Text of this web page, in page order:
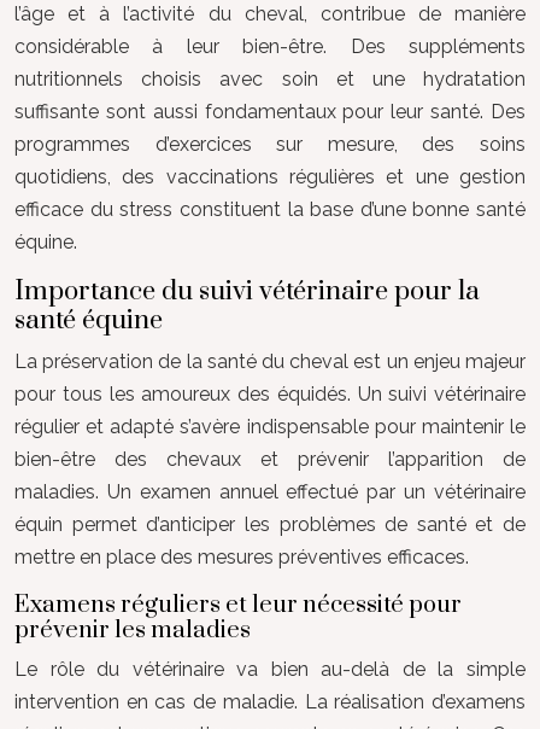
l’âge et à l’activité du cheval, contribue de manière
considérable à leur bien-être. Des suppléments
nutritionnels choisis avec soin et une hydratation
suffisante sont aussi fondamentaux pour leur santé. Des
programmes d’exercices sur mesure, des soins
quotidiens, des vaccinations régulières et une gestion
efficace du stress constituent la base d’une bonne santé
équine.
Importance du suivi vétérinaire pour la
santé équine
La préservation de la santé du cheval est un enjeu majeur
pour tous les amoureux des équidés. Un suivi vétérinaire
régulier et adapté s’avère indispensable pour maintenir le
bien-être des chevaux et prévenir l’apparition de
maladies. Un examen annuel effectué par un vétérinaire
équin permet d’anticiper les problèmes de santé et de
mettre en place des mesures préventives efficaces.
Examens réguliers et leur nécessité pour
prévenir les maladies
Le rôle du vétérinaire va bien au-delà de la simple
intervention en cas de maladie. La réalisation d’examens